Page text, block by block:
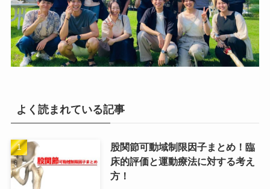
よく読まれている記事
股関節可動域制限因子まとめ！臨
床的評価と運動療法に対する考え
方！